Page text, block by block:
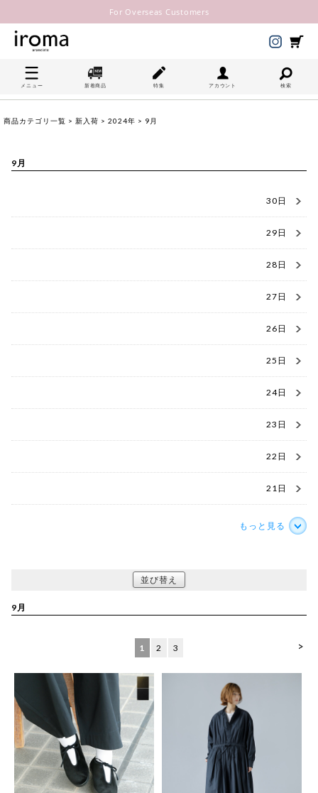
For Overseas Customers
メニュー 新着商品 特集 アカウント 検索
商品カテゴリ一覧 > 新入荷 > 2024年 > 9月
9月
30日
29日
28日
27日
26日
25日
24日
23日
22日
21日
もっと見る
並び替え
9月
>
1 2 3